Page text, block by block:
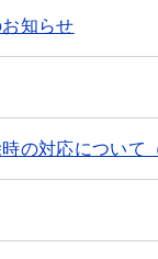
知らせ
の対応について